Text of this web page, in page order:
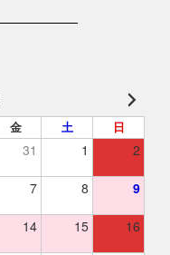
金 土 日
31 1 2
7 8 9
14 15 16